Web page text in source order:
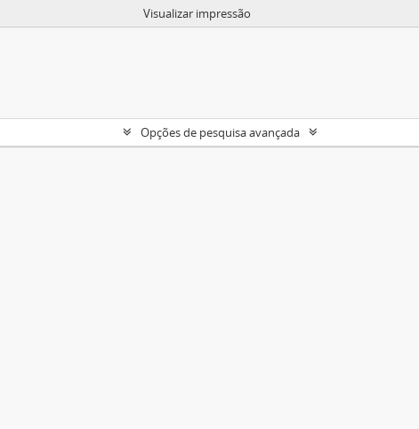
Visualizar impressão
Opções de pesquisa avançada